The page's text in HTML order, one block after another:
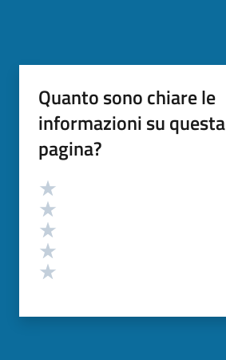
Quanto sono chiare le
informazioni su questa
pagina?
Valutazione